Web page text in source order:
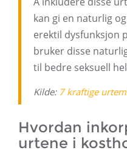
kan gi en naturlig
erektil dysfunksjon
bruker disse
til bedre seksuell
Kilde: 7 kraftige
Hvordan
urtene i